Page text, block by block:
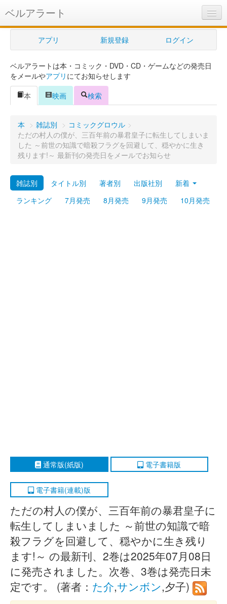
ベルアラート
ベルアラートとは
ヘルプ
新規登録
ログイン
購入管理
Myシェルフ
プレミアム
アプリ 新規登録 ログイン
ベルアラートは本・コミック・DVD・CD・ゲームなどの発売日
をメールやアプリ にてお知らせします
本
映画 検索
本 > 雑誌別 > コミックグロウル >
ただの村人の僕が、三百年前の暴君皇子に転生してしまいま
した ～前世の知識で暗殺フラグを回避して、穏やかに生き
残ります!～ 最新刊の発売日をメールでお知らせ
雑誌別 タイトル別 著者別 出版社別
新着
ランキング
7月発売 8月発売 9月発売 10月発売
通常版(紙版) 電子書籍版
電子書籍(連載)版
ただの村人の僕が、三百年前の暴君皇子に
転生してしまいました ～前世の知識で暗
殺フラグを回避して、穏やかに生き残り
ます!～ の最新刊、2巻は2025年07月08日
に発売されました。次巻、3巻は発売日未
定です。 (著者： た介,サンボン,夕子)